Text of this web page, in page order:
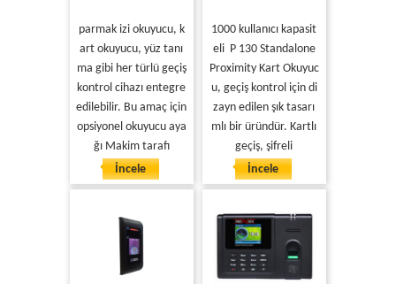
parmak izi okuyucu, k
art okuyucu, yüz tanı
ma gibi her türlü geçiş
kontrol cihazı entegre
edilebilir. Bu amaç için
opsiyonel okuyucu aya
ğı Makim tarafı
İncele
1000 kullanıcı kapasit
eli P 130 Standalone
Proximity Kart Okuyuc
u, geçiş kontrol için di
zayn edilen şık tasarı
mlı bir üründür. Kartlı
geçiş, şifreli
İncele